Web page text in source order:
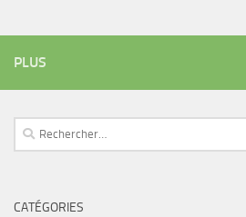
PLUS
Rechercher :
CATÉGORIES